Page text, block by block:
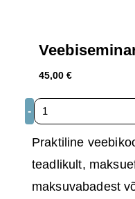
45,00 €
-
Praktiline
teadlikult,
maksuvabadest